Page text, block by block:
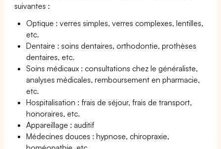
suivantes :
Optique : verres simples, verres complexes, lentilles,
etc.
Dentaire : soins dentaires, orthodontie, prothèses
dentaires, etc.
Soins médicaux : consultations chez le généraliste,
analyses médicales, remboursement en pharmacie,
etc.
Hospitalisation : frais de séjour, frais de transport,
honoraires, etc.
Appareillage : auditif
Médecines douces : hypnose, chiropraxie,